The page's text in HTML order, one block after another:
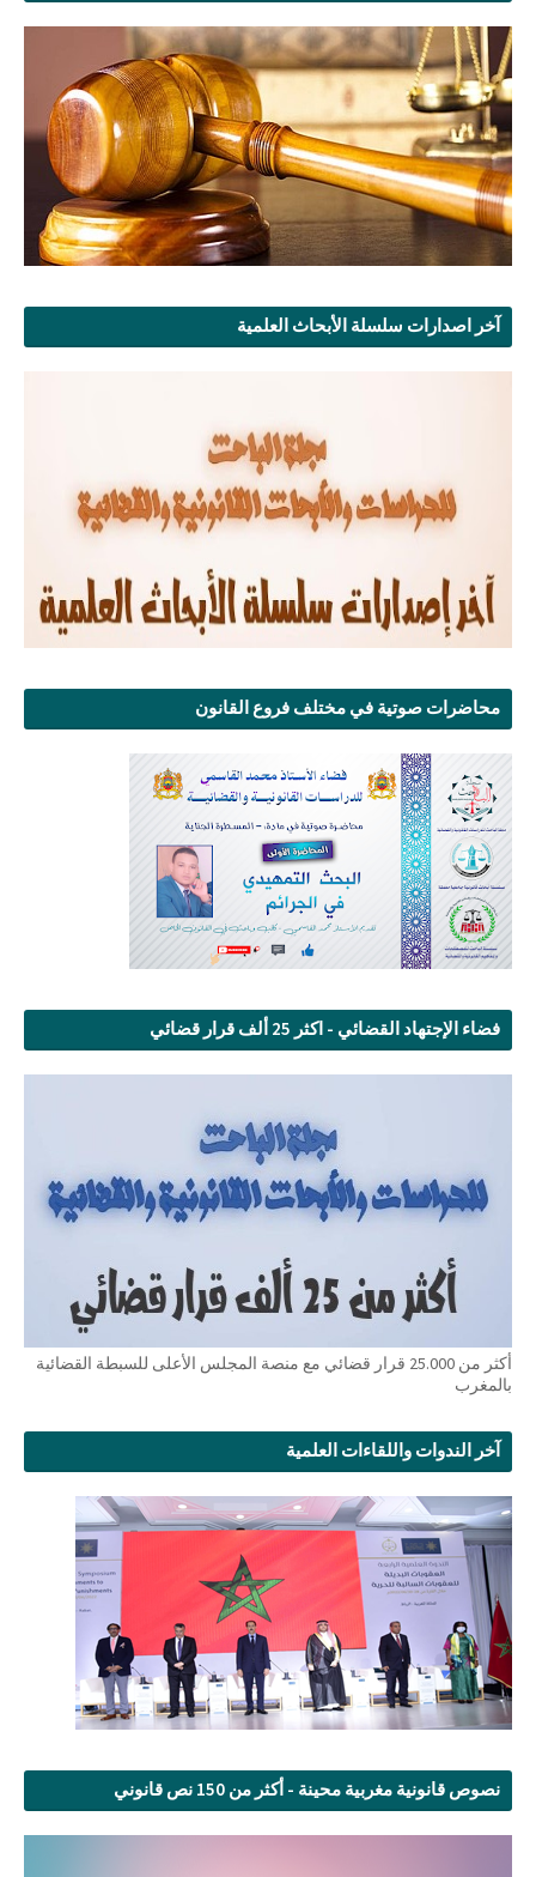
آخر اصدارات سلسلة الأبحاث العلمية
محاضرات صوتية في مختلف فروع القانون
فضاء الإجتهاد القضائي - اكثر 25 ألف قرار قضائي
أكثر من 25.000 قرار قضائي مع منصة المجلس الأعلى للسبطة القضائية
بالمغرب
آخر الندوات واللقاءات العلمية
نصوص قانونية مغربية محينة - أكثر من 150 نص قانوني